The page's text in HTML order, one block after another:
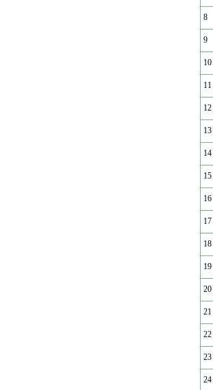
8
9
10
11
12
13
14
15
16
17
18
19
20
21
22
23
24